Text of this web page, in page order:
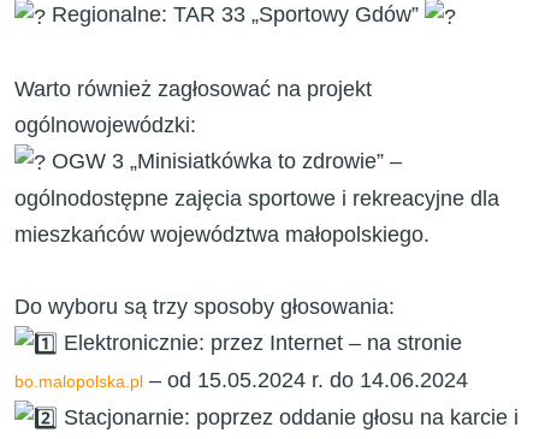
Regionalne: TAR 33 „Sportowy Gdów”
Warto również zagłosować na projekt
ogólnowojewódzki:
OGW 3 „Minisiatkówka to zdrowie” –
ogólnodostępne zajęcia sportowe i rekreacyjne dla
mieszkańców województwa małopolskiego.
Do wyboru są trzy sposoby głosowania:
Elektronicznie: przez Internet – na stronie
bo.malopolska.pl – od 15.05.2024 r. do 14.06.2024
Stacjonarnie: poprzez oddanie głosu na karcie i